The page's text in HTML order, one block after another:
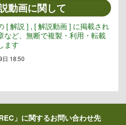
動画に関して
[ 解説 ] , [ 解説動画 ] に掲載され
など、無断で複製・利用・転載
ます
日 18:50
」に関するお問い合わせ先